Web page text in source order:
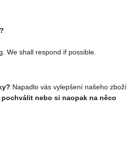
We shall respond if possible.
Napadlo vás vylepšení našeho zboží
pochválit nebo si naopak na něco